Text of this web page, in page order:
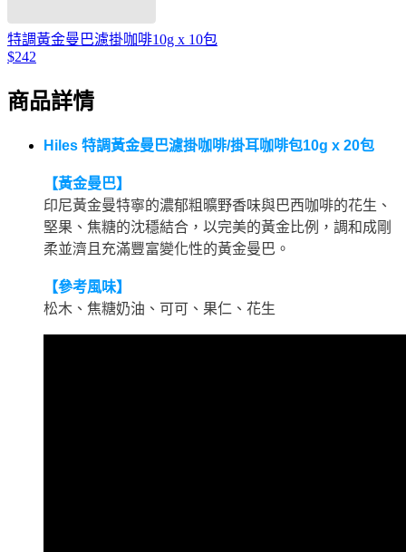
特調黃金曼巴濾掛咖啡10g x 10包
$242
商品詳情
Hiles 特調黃金曼巴濾掛咖啡/掛耳咖啡包10g x 20包
【黃金曼巴】
印尼黃金曼特寧的濃郁粗曠野香味與巴西咖啡的花生、
堅果、焦糖的沈穩結合，以完美的黃金比例，調和成剛
柔並濟且充滿豐富變化性的黃金曼巴。
【參考風味】
松木、焦糖奶油、可可、果仁、花生